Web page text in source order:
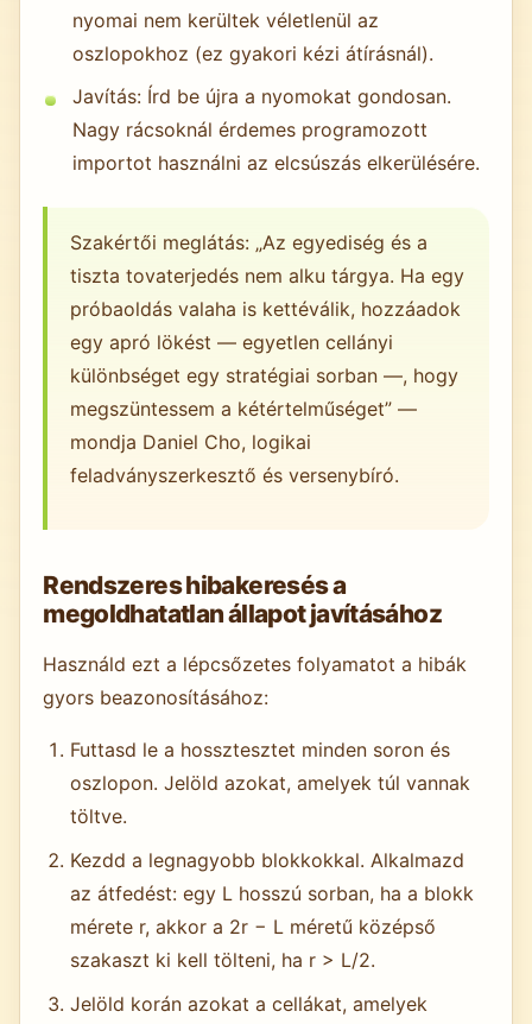
nyomai nem kerültek véletlenül az
oszlopokhoz (ez gyakori kézi átírásnál).
Javítás: Írd be újra a nyomokat gondosan.
Nagy rácsoknál érdemes programozott
importot használni az elcsúszás elkerülésére.
Szakértői meglátás: „Az egyediség és a
tiszta tovaterjedés nem alku tárgya. Ha egy
próbaoldás valaha is kettéválik, hozzáadok
egy apró lökést — egyetlen cellányi
különbséget egy stratégiai sorban —, hogy
megszüntessem a kétértelműséget” —
mondja Daniel Cho, logikai
feladványszerkesztő és versenybíró.
Rendszeres hibakeresés a
megoldhatatlan állapot javításához
Használd ezt a lépcsőzetes folyamatot a hibák
gyors beazonosításához:
Futtasd le a hossztesztet minden soron és
oszlopon. Jelöld azokat, amelyek túl vannak
töltve.
Kezdd a legnagyobb blokkokkal. Alkalmazd
az átfedést: egy L hosszú sorban, ha a blokk
mérete r, akkor a 2r − L méretű középső
szakaszt ki kell tölteni, ha r > L/2.
Jelöld korán azokat a cellákat, amelyek